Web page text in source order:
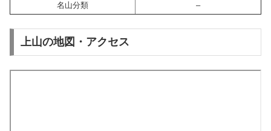
名山分類
–
上山の地図・アクセス